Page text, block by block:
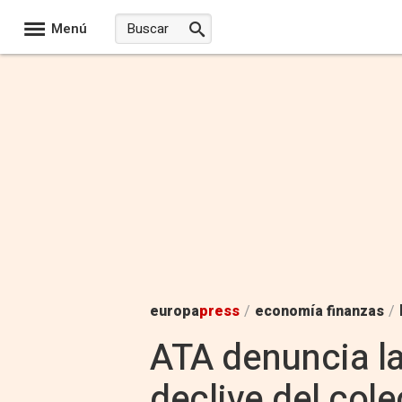
Menú
europapress / economía finanzas /
ATA denuncia